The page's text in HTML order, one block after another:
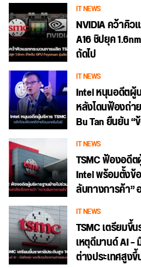
IT NEWS
NVIDIA คว้าคิว
A16 ชิปยุค
ถัดไป
IT NEWS
Intel หนุนอดีตผู้
หลังโดนฟ้องถ่าย
Bu Tan ยืนยัน
IT NEWS
TSMC ฟ้องอดี
Intel พร้อมตั้งข้
ลับทางการค้า”
IT NEWS
TSMC เตรียมขึ้
เหตุดีมานด์ AI
ต่างประเทศสูง